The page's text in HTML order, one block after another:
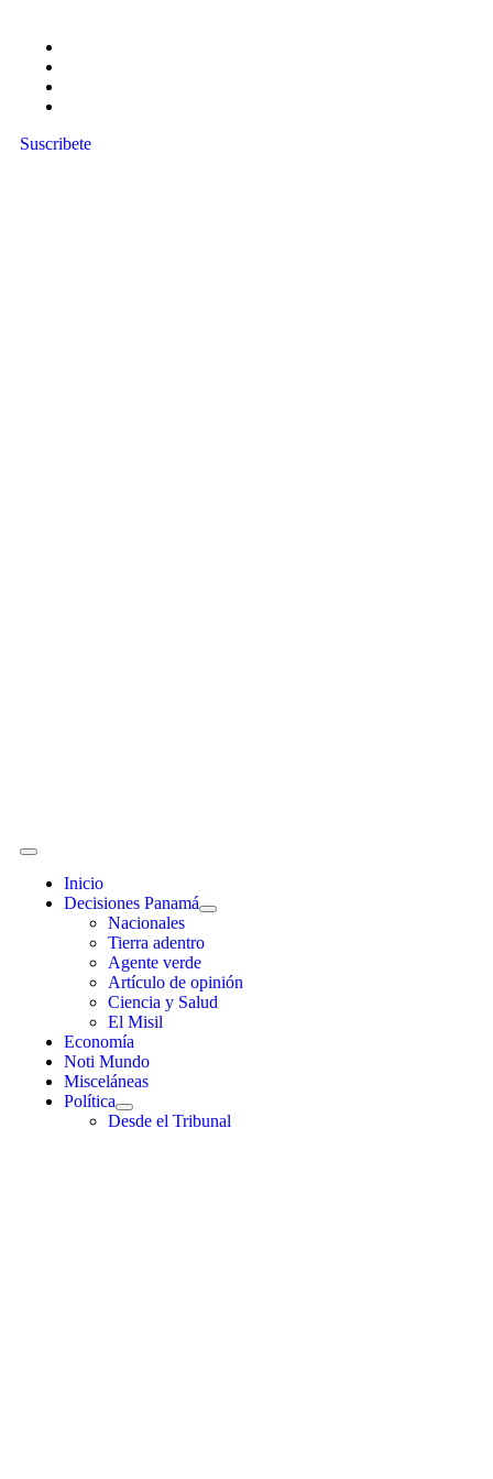
Suscribete
Inicio
Decisiones Panamá
Nacionales
Tierra adentro
Agente verde
Artículo de opinión
Ciencia y Salud
El Misil
Economía
Noti Mundo
Misceláneas
Política
Desde el Tribunal